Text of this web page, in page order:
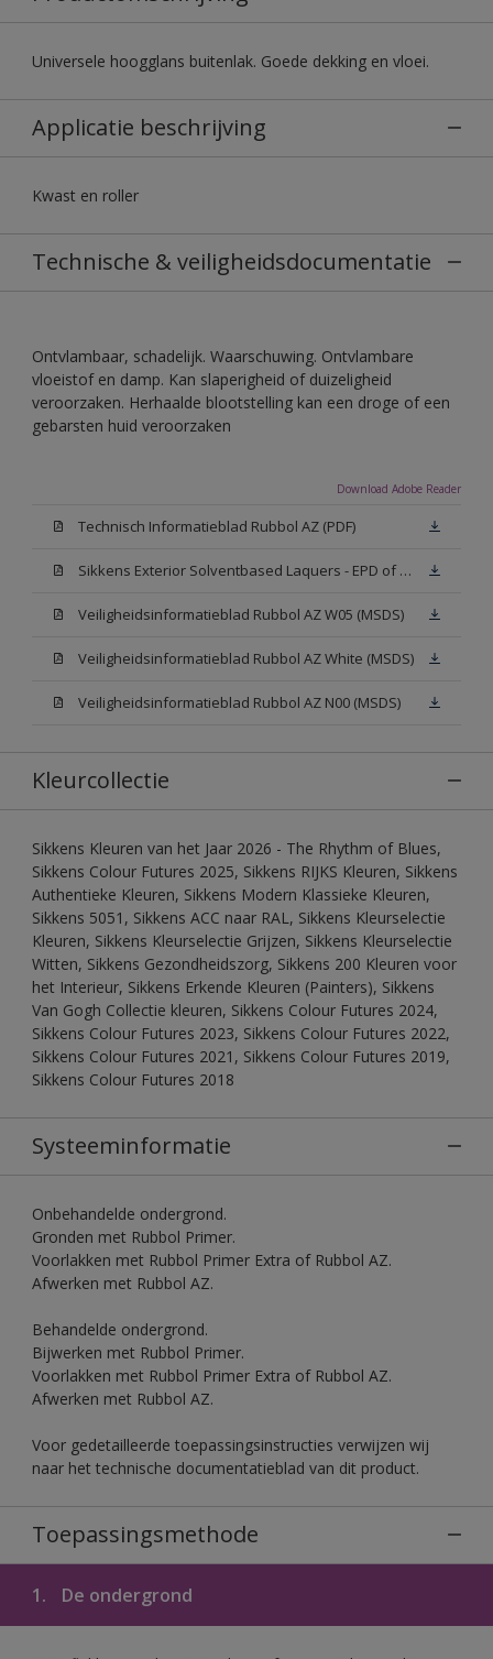
Universele hoogglans buitenlak. Goede dekking en vloei.
Applicatie beschrijving
Kwast en roller
Technische & veiligheidsdocumentatie
Ontvlambaar, schadelijk. Waarschuwing. Ontvlambare
vloeistof en damp. Kan slaperigheid of duizeligheid
veroorzaken. Herhaalde blootstelling kan een droge of een
gebarsten huid veroorzaken
Download Adobe Reader
Technisch Informatieblad Rubbol AZ (PDF)
Sikkens Exterior Solventbased Laquers - EPD of Milieuproductverklaring
Veiligheidsinformatieblad Rubbol AZ W05 (MSDS)
Veiligheidsinformatieblad Rubbol AZ White (MSDS)
Veiligheidsinformatieblad Rubbol AZ N00 (MSDS)
Kleurcollectie
Sikkens Kleuren van het Jaar 2026 - The Rhythm of Blues,
Sikkens Colour Futures 2025, Sikkens RIJKS Kleuren, Sikkens
Authentieke Kleuren, Sikkens Modern Klassieke Kleuren,
Sikkens 5051, Sikkens ACC naar RAL, Sikkens Kleurselectie
Kleuren, Sikkens Kleurselectie Grijzen, Sikkens Kleurselectie
Witten, Sikkens Gezondheidszorg, Sikkens 200 Kleuren voor
het Interieur, Sikkens Erkende Kleuren (Painters), Sikkens
Van Gogh Collectie kleuren, Sikkens Colour Futures 2024,
Sikkens Colour Futures 2023, Sikkens Colour Futures 2022,
Sikkens Colour Futures 2021, Sikkens Colour Futures 2019,
Sikkens Colour Futures 2018
Systeeminformatie
Onbehandelde ondergrond.
Gronden met Rubbol Primer.
Voorlakken met Rubbol Primer Extra of Rubbol AZ.
Afwerken met Rubbol AZ.
Behandelde ondergrond.
Bijwerken met Rubbol Primer.
Voorlakken met Rubbol Primer Extra of Rubbol AZ.
Afwerken met Rubbol AZ.
Voor gedetailleerde toepassingsinstructies verwijzen wij
naar het technische documentatieblad van dit product.
Toepassingsmethode
1. De ondergrond